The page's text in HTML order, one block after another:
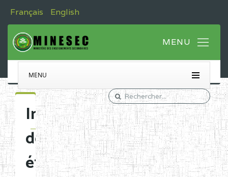
Français English
MENU
Immatriculation
des
établissements